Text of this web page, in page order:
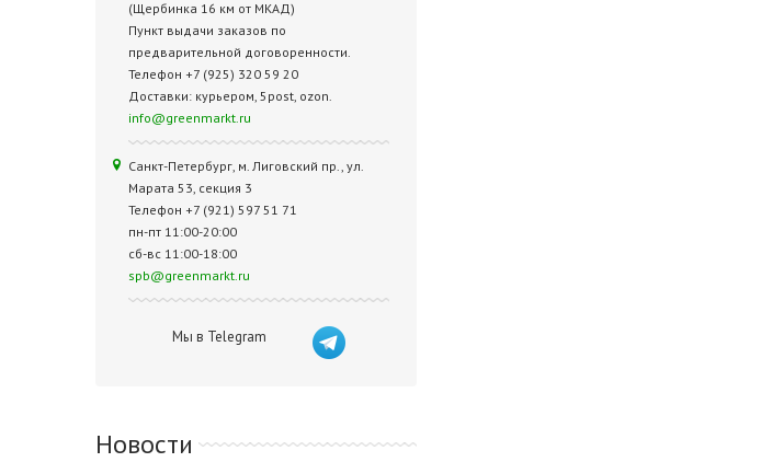
(Щербинка 16 км от МКАД)
Пункт выдачи заказов по
предварительной договоренности.
Телефон +7 (925) 320 59 20
Доставки: курьером, 5post, ozon.
info@greenmarkt.ru
Санкт-Петербург, м. Лиговский пр., ул.
Марата 53, секция 3
Телефон +7 (921) 597 51 71
пн-пт 11:00-20:00
сб-вс 11:00-18:00
spb@greenmarkt.ru
Мы в Telegram
Новости